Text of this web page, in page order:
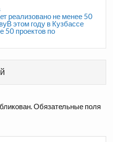
реализовано не менее 50
этом году в Кузбассе
50 проектов по
Обязательные поля